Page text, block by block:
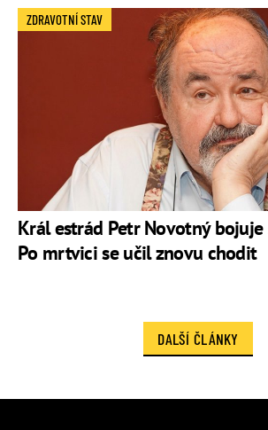
Král estrád Petr Novotný
Po mrtvici se učil znovu chodit
ZDRAVOTNÍ STAV
DALŠÍ ČLÁNKY